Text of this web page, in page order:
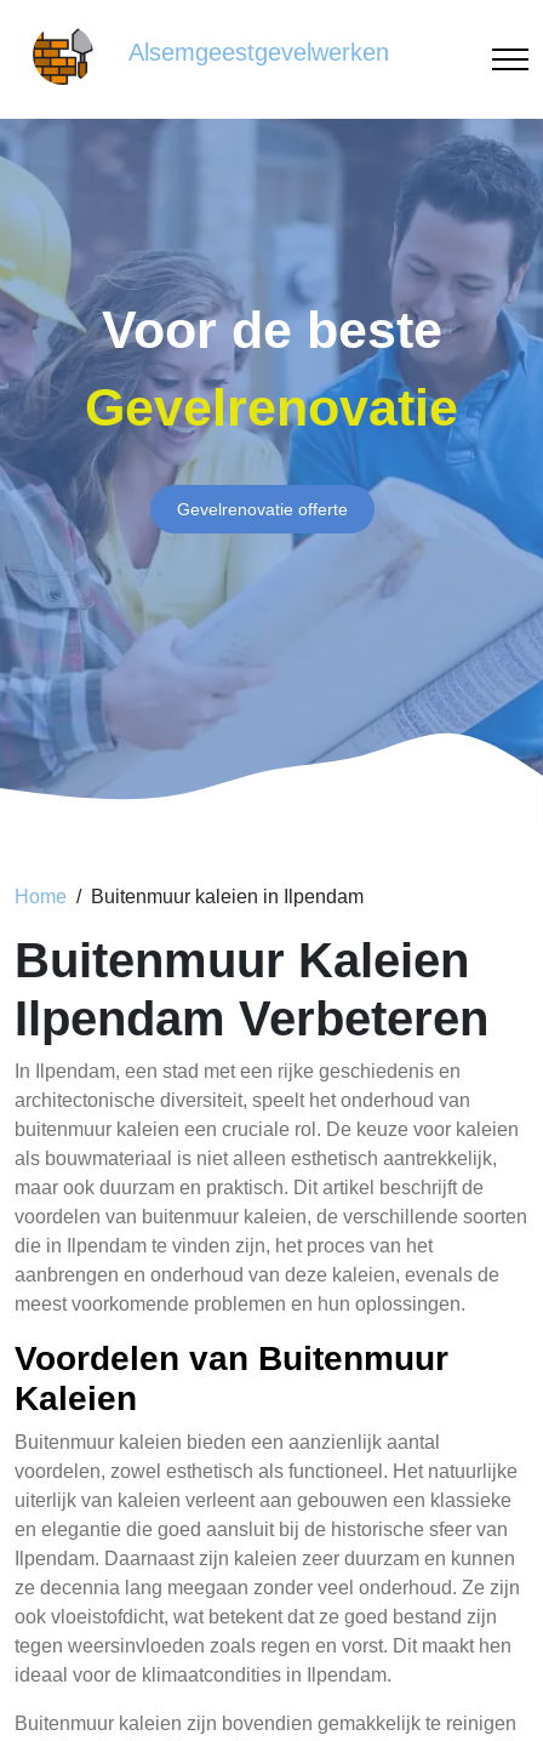
Alsemgeestgevelwerken
Voor de beste
Gevelrenovatie
Gevelrenovatie offerte
Home Buitenmuur kaleien in Ilpendam
Buitenmuur Kaleien
Ilpendam Verbeteren
In Ilpendam, een stad met een rijke geschiedenis en
architectonische diversiteit, speelt het onderhoud van
buitenmuur kaleien een cruciale rol. De keuze voor kaleien
als bouwmateriaal is niet alleen esthetisch aantrekkelijk,
maar ook duurzam en praktisch. Dit artikel beschrijft de
voordelen van buitenmuur kaleien, de verschillende soorten
die in Ilpendam te vinden zijn, het proces van het
aanbrengen en onderhoud van deze kaleien, evenals de
meest voorkomende problemen en hun oplossingen.
Voordelen van Buitenmuur
Kaleien
Buitenmuur kaleien bieden een aanzienlijk aantal
voordelen, zowel esthetisch als functioneel. Het natuurlijke
uiterlijk van kaleien verleent aan gebouwen een klassieke
en elegantie die goed aansluit bij de historische sfeer van
Ilpendam. Daarnaast zijn kaleien zeer duurzam en kunnen
ze decennia lang meegaan zonder veel onderhoud. Ze zijn
ook vloeistofdicht, wat betekent dat ze goed bestand zijn
tegen weersinvloeden zoals regen en vorst. Dit maakt hen
ideaal voor de klimaatcondities in Ilpendam.
Buitenmuur kaleien zijn bovendien gemakkelijk te reinigen